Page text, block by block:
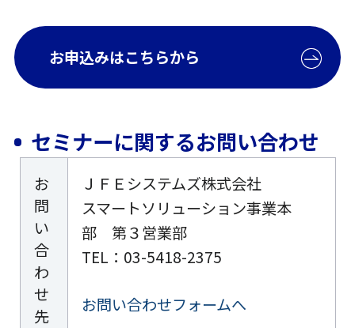
お申込みはこちらから
セミナーに関するお問い合わせ
お
問
い
合
わ
せ
先
ＪＦＥシステムズ株式会社
スマートソリューション事業本
部 第３営業部
TEL：03-5418-2375
お問い合わせフォームへ